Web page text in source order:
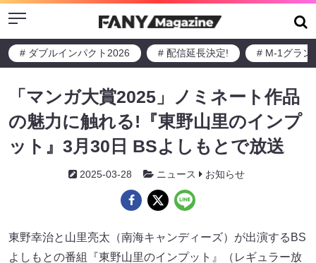
Menu
# ダブルインパクト2026 # 配信延長決定! # M-1グラン
「マンガ大賞2025」ノミネート作品
の魅力に触れる!『東野山里のインプ
ット』3月30日 BSよしもとで放送
2025-03-28 ニュース お知らせ
東野幸治と山里亮太（南海キャンディーズ）が出演するBS
よしもとの番組『東野山里のインプット』（レギュラー放